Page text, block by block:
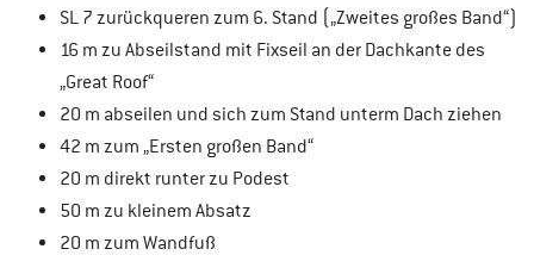
SL 7 zurückqueren zum 6. Stand („Zweites großes Band“)
16 m zu Abseilstand mit Fixseil an der Dachkante des
„Great Roof“
20 m abseilen und sich zum Stand unterm Dach ziehen
42 m zum „Ersten großen Band“
20 m direkt runter zu Podest
50 m zu kleinem Absatz
20 m zum Wandfuß